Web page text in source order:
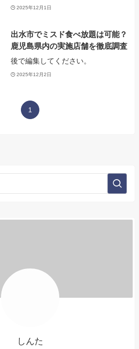
2025年12月1日
出水市でミスド食べ放題は可能？
鹿児島県内の実施店舗を徹底調査
後で編集してください。
2025年12月2日
1
しんた